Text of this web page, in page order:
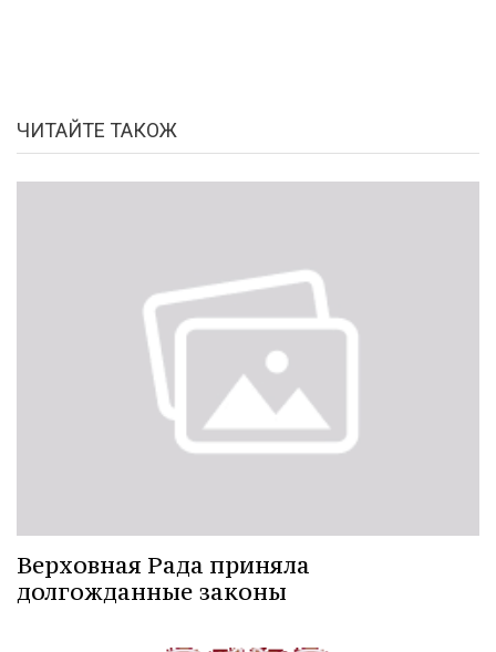
ЧИТАЙТЕ ТАКОЖ
Верховная Рада приняла
долгожданные законы